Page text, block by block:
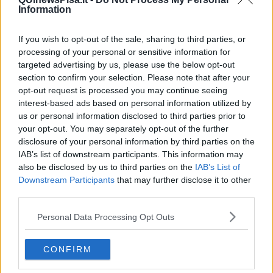
Information
If you wish to opt-out of the sale, sharing to third parties, or
processing of your personal or sensitive information for
targeted advertising by us, please use the below opt-out
section to confirm your selection. Please note that after your
opt-out request is processed you may continue seeing
interest-based ads based on personal information utilized by
us or personal information disclosed to third parties prior to
your opt-out. You may separately opt-out of the further
disclosure of your personal information by third parties on the
IAB’s list of downstream participants. This information may
also be disclosed by us to third parties on the IAB’s List of
Downstream Participants that may further disclose it to other
Personal Data Processing Opt Outs
CONFIRM
patronAlexander Knaster. L'obiettivo della società è chiudere la
partita entro la fine della settimana o, al massimo, nei primi giorni
Una scelta considerata fondamentale per iniziare a programmare la
nuova stagione, affrontare le questioni legate alla rosa e impostare
il mercato in vista del prossimo campionato cadetto.
Tra i profili valutati continua a mantenere una posizione di
vantaggio Fabio Pecchia
. L'ex allenatore di Verona, Cremonese
e Parma rappresenta una figura di grande esperienza per la
categoria e corrisponde all'identikit ricercato dal club, orientato
verso un tecnico che conosca bene il campionato di SerieB. Sullo
sfondo resta però la concorrenza del Modena.Pecchia è
ancora legato contrattualmente al Parma fino al 2027e non
Tra le alternative più accreditate figura anche Marco Baroni
L'ex tecnico di Lazio e Torino è considerato una garanzia per la
categoria e resta tra i nomi monitorati dalla dirigenza nerazzurra.